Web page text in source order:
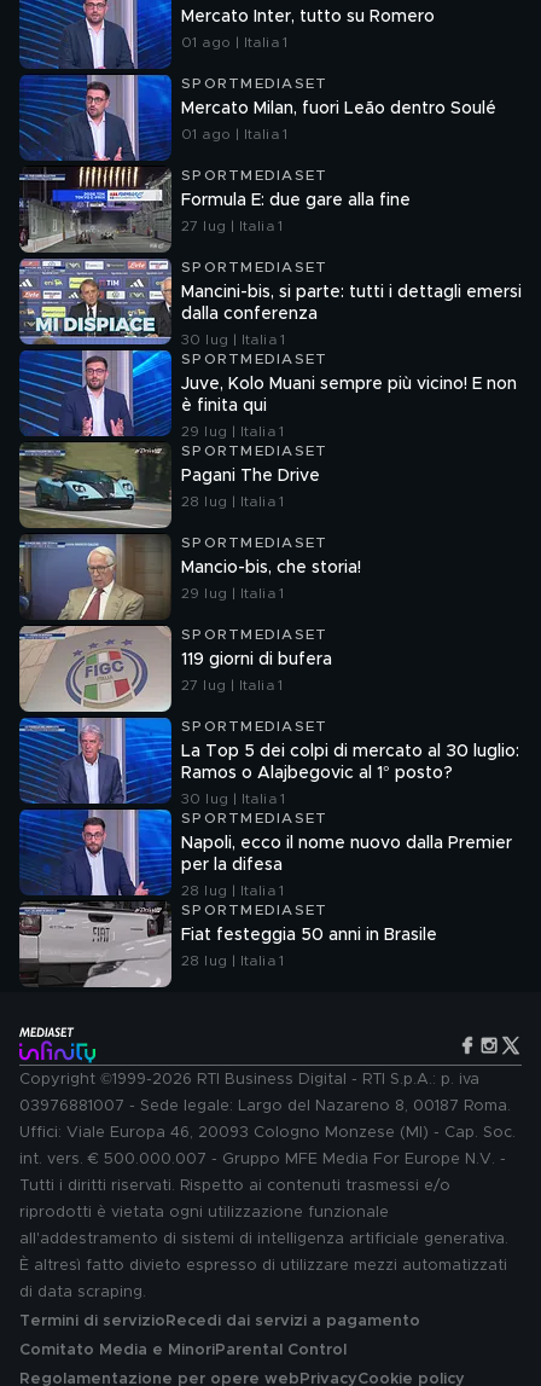
Mercato Inter, tutto su Romero
01 ago | Italia 1
SPORTMEDIASET
Mercato Milan, fuori Leão dentro Soulé
01 ago | Italia 1
SPORTMEDIASET
Formula E: due gare alla fine
27 lug | Italia 1
SPORTMEDIASET
Mancini-bis, si parte: tutti i dettagli emersi
dalla conferenza
30 lug | Italia 1
SPORTMEDIASET
Juve, Kolo Muani sempre più vicino! E non
è finita qui
29 lug | Italia 1
SPORTMEDIASET
Pagani The Drive
28 lug | Italia 1
SPORTMEDIASET
Mancio-bis, che storia!
29 lug | Italia 1
SPORTMEDIASET
119 giorni di bufera
27 lug | Italia 1
SPORTMEDIASET
La Top 5 dei colpi di mercato al 30 luglio:
Ramos o Alajbegovic al 1° posto?
30 lug | Italia 1
SPORTMEDIASET
Napoli, ecco il nome nuovo dalla Premier
per la difesa
28 lug | Italia 1
SPORTMEDIASET
Fiat festeggia 50 anni in Brasile
28 lug | Italia 1
Copyright ©1999-2026 RTI Business Digital - RTI S.p.A.: p. iva
03976881007 - Sede legale: Largo del Nazareno 8, 00187 Roma.
Uffici: Viale Europa 46, 20093 Cologno Monzese (MI) - Cap. Soc.
int. vers. € 500.000.007 - Gruppo MFE Media For Europe N.V. -
Tutti i diritti riservati. Rispetto ai contenuti trasmessi e/o
riprodotti è vietata ogni utilizzazione funzionale
all'addestramento di sistemi di intelligenza artificiale generativa.
È altresì fatto divieto espresso di utilizzare mezzi automatizzati
di data scraping.
Termini di servizio Recedi dai servizi a pagamento
Comitato Media e MinoriParental Control
Regolamentazione per opere web PrivacyCookie policy